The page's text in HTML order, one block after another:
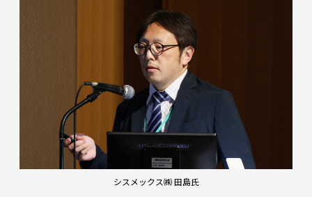
シスメックス㈱ 田島氏